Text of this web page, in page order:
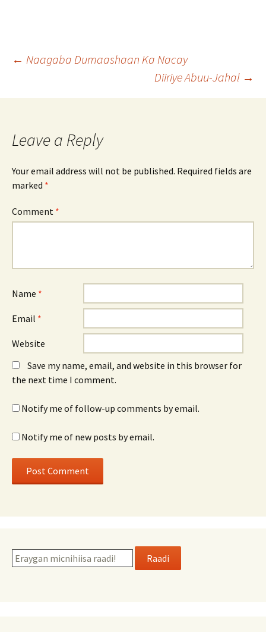
Post
navigation
← Naagaba Dumaashaan Ka Nacay
Diiriye Abuu-Jahal →
Leave a Reply
Your email address will not be published. Required fields are
marked *
Comment *
Name *
Email *
Website
Save my name, email, and website in this browser for
the next time I comment.
Notify me of follow-up comments by email.
Notify me of new posts by email.
Raadi